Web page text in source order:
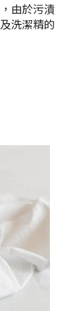
由於污漬
洗潔精的